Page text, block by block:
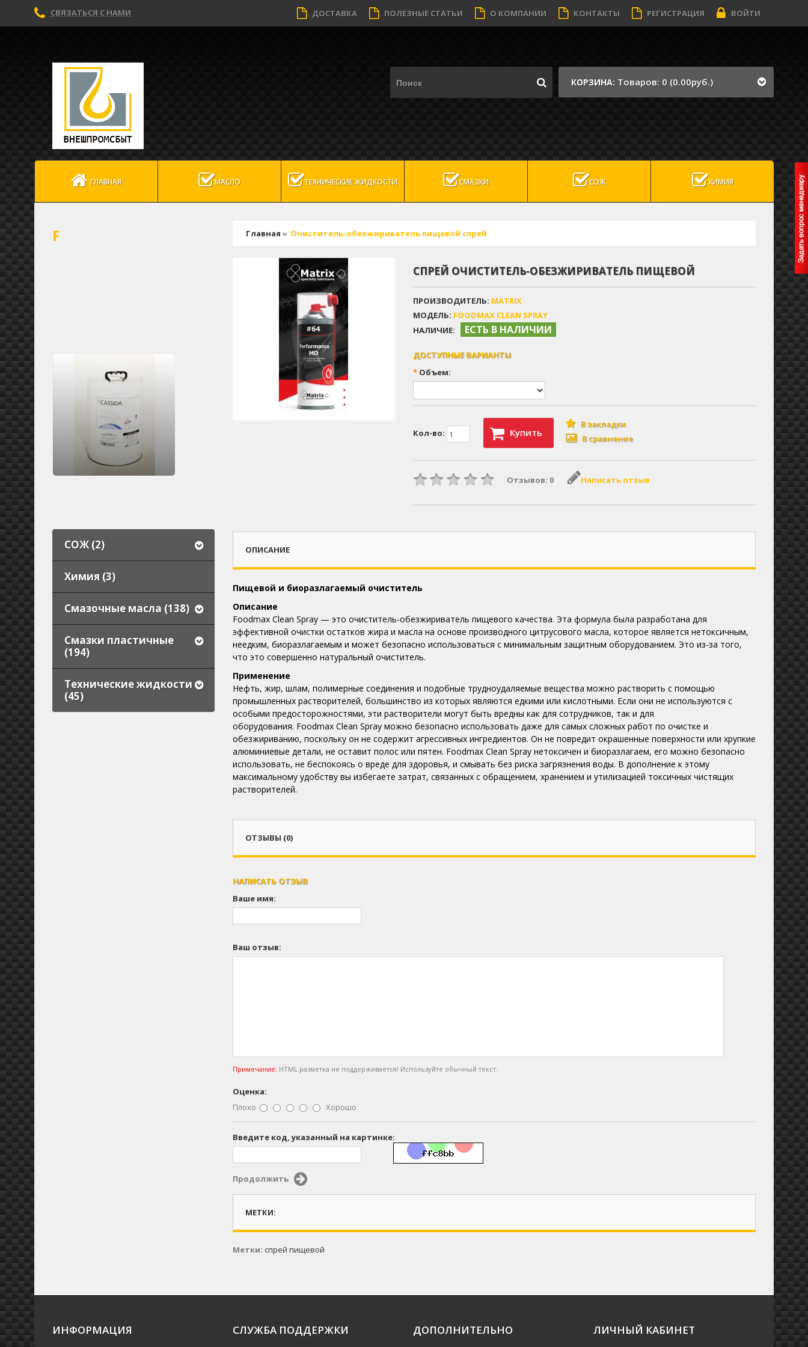
СВЯЗАТЬСЯ С НАМИ ДОСТАВКА ПОЛЕЗНЫЕ СТАТЬИ О КОМПАНИИ КОНТАКТЫ РЕГИСТРАЦИЯ ВОЙТИ
КОРЗИНА: Товаров: 0 (0.00руб.)
ГЛАВНАЯ МАСЛО ТЕХНИЧЕСКИЕ ЖИДКОСТИ СМАЗКИ СОЖ ХИМИЯ
Главная » Очиститель-обезжириватель пищевой спрей
СПРЕЙ ОЧИСТИТЕЛЬ-ОБЕЗЖИРИВАТЕЛЬ ПИЩЕВОЙ
ПРОИЗВОДИТЕЛЬ: MATRIX
МОДЕЛЬ: FOODMAX CLEAN SPRAY
НАЛИЧИЕ:
ЕСТЬ В НАЛИЧИИ
ДОСТУПНЫЕ ВАРИАНТЫ
* Объем:
Кол-во: Купить
В закладки
В сравнение
Отзывов: 0 Написать отзыв
ОПИСАНИЕ
Пищевой и биоразлагаемый очиститель
Описание
Foodmax Clean Spray — это очиститель-обезжириватель пищевого качества. Эта формула была разработана для
эффективной очистки остатков жира и масла на основе производного цитрусового масла, которое является нетоксичным,
неедким, биоразлагаемым и может безопасно использоваться с минимальным защитным оборудованием. Это из-за того,
что это совершенно натуральный очиститель.
Применение
Нефть, жир, шлам, полимерные соединения и подобные трудноудаляемые вещества можно растворить с помощью
промышленных растворителей, большинство из которых являются едкими или кислотными. Если они не используются с
особыми предосторожностями, эти растворители могут быть вредны как для сотрудников, так и для
оборудования. Foodmax Clean Spray можно безопасно использовать даже для самых сложных работ по очистке и
обезжириванию, поскольку он не содержит агрессивных ингредиентов. Он не повредит окрашенные поверхности или хрупкие
алюминиевые детали, не оставит полос или пятен. Foodmax Clean Spray нетоксичен и биоразлагаем, его можно безопасно
использовать, не беспокоясь о вреде для здоровья, и смывать без риска загрязнения воды. В дополнение к этому
максимальному удобству вы избегаете затрат, связанных с обращением, хранением и утилизацией токсичных чистящих
растворителей.
ОТЗЫВЫ (0)
НАПИСАТЬ ОТЗЫВ
Ваше имя:
Ваш отзыв:
Примечание: HTML разметка не поддерживается! Используйте обычный текст.
Оценка:
Плохо
Хорошо
Введите код, указанный на картинке:
Продолжить
МЕТКИ:
Метки: спрей пищевой
F
СОЖ (2)
Химия (3)
Смазочные масла (138)
Смазки пластичные
(194)
Технические жидкости
(45)
ИНФОРМАЦИЯ СЛУЖБА ПОДДЕРЖКИ ДОПОЛНИТЕЛЬНО ЛИЧНЫЙ КАБИНЕТ